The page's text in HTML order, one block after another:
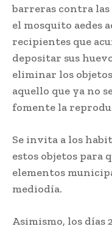
barreras contra
el mosquito aedes
recipientes que
depositar sus
eliminar los
aquello que ya no
fomente la
Se invita a los
estos objetos para
elementos
mediodía.
Asimismo, los días